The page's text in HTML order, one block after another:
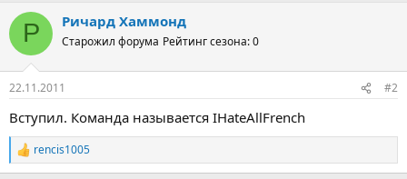
Р Ричард Хаммонд
Старожил форума Рейтинг сезона: 0
22.11.2011 #2
Вступил. Команда называется IHateAllFrench
Р
е
rencis1005